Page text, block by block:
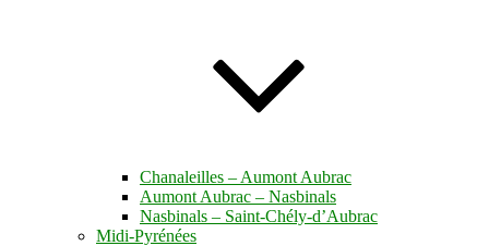
Chanaleilles – Aumont Aubrac
Aumont Aubrac – Nasbinals
Nasbinals – Saint-Chély-d’Aubrac
Midi-Pyrénées